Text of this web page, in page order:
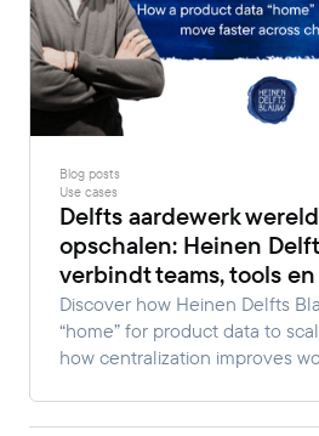
Blog posts
Use cases
Delfts aardewerk
opschalen: Heinen
verbindt teams, tools
Discover how Heinen Delfts
“home” for product data to
how centralization improves
growth.